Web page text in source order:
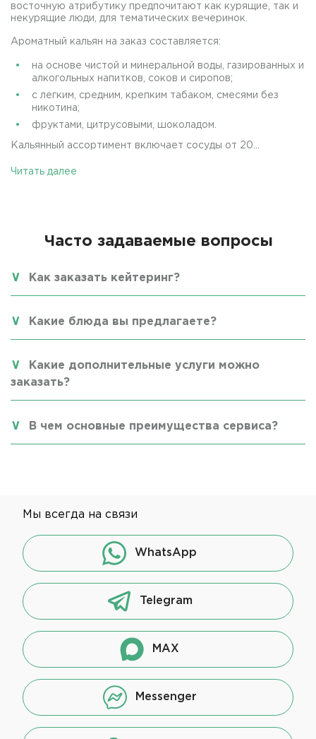
восточную атрибутику предпочитают как курящие, так и
некурящие люди, для тематических вечеринок.
Ароматный кальян на заказ составляется:
на основе чистой и минеральной воды, газированных и
алкогольных напитков, соков и сиропов;
с легким, средним, крепким табаком, смесями без
никотина;
фруктами, цитрусовыми, шоколадом.
Кальянный ассортимент включает сосуды от 20...
Читать далее
Часто задаваемые вопросы
Как заказать кейтеринг?
Какие блюда вы предлагаете?
Какие дополнительные услуги можно
заказать?
В чем основные преимущества сервиса?
Мы всегда на связи
WhatsApp
Telegram
MAX
Messenger